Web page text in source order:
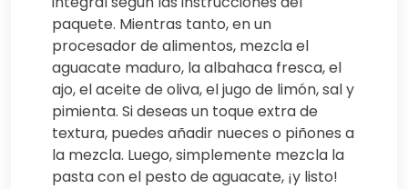
paquete. Mientras tanto, en un
procesador de alimentos, mezcla el
aguacate maduro, la albahaca fresca, el
ajo, el aceite de oliva, el jugo de limón, sal y
pimienta. Si deseas un toque extra de
textura, puedes añadir nueces o piñones a
la mezcla. Luego, simplemente mezcla la
pasta con el pesto de aguacate, ¡y listo!